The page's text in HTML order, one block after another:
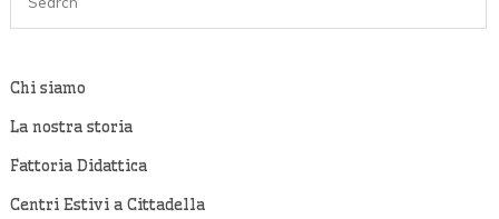
Chi siamo
La nostra storia
Fattoria Didattica
Centri Estivi a Cittadella